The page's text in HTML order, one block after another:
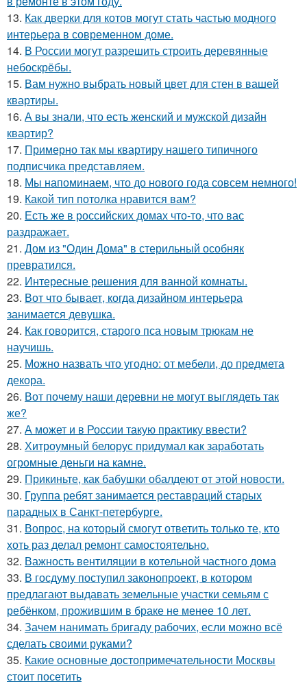
13. Как дверки для котов могут стать частью модного
интерьера в современном доме.
14. В России могут разрешить строить деревянные
небоскрёбы.
15. Вам нужно выбрать новый цвет для стен в вашей
квартиры.
16. А вы знали, что есть женский и мужской дизайн
квартир?
17. Примерно так мы квартиру нашего типичного
подписчика представляем.
18. Мы напоминаем, что до нового года совсем немного!
19. Какой тип потолка нравится вам?
20. Есть же в российских домах что-то, что вас
раздражает.
21. Дом из "Один Дома" в стерильный особняк
превратился.
22. Интересные решения для ванной комнаты.
23. Вот что бывает, когда дизайном интерьера
занимается девушка.
24. Как говорится, старого пса новым трюкам не
научишь.
25. Можно назвать что угодно: от мебели, до предмета
декора.
26. Вот почему наши деревни не могут выглядеть так
же?
27. А может и в России такую практику ввести?
28. Хитроумный белорус придумал как заработать
огромные деньги на камне.
29. Прикиньте, как бабушки обалдеют от этой новости.
30. Группа ребят занимается реставраций старых
парадных в Санкт-петербурге.
31. Вопрос, на который смогут ответить только те, кто
хоть раз делал ремонт самостоятельно.
32. Важность вентиляции в котельной частного дома
33. В госдуму поступил законопроект, в котором
предлагают выдавать земельные участки семьям с
ребёнком, прожившим в браке не менее 10 лет.
34. Зачем нанимать бригаду рабочих, если можно всё
сделать своими руками?
35. Какие основные достопримечательности Москвы
стоит посетить